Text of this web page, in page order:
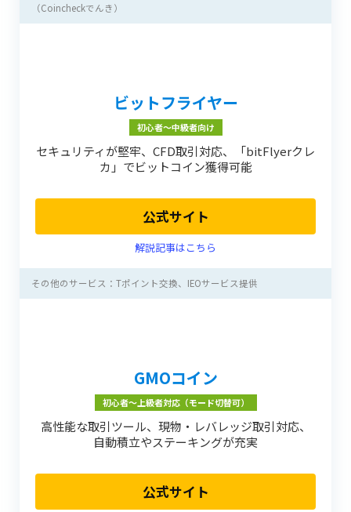
（Coincheckでんき）
ビットフライヤー
初心者〜中級者向け
セキュリティが堅牢、CFD取引対応、「bitFlyerクレ
カ」でビットコイン獲得可能
公式サイト
解説記事はこちら
その他のサービス：Tポイント交換、IEOサービス提供
GMOコイン
初心者〜上級者対応（モード切替可）
高性能な取引ツール、現物・レバレッジ取引対応、
自動積立やステーキングが充実
公式サイト